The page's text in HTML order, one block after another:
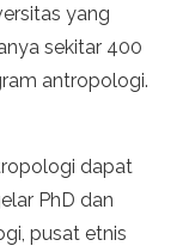
yang
sekitar 400
antropologi.
dapat
PhD dan
pusat etnis